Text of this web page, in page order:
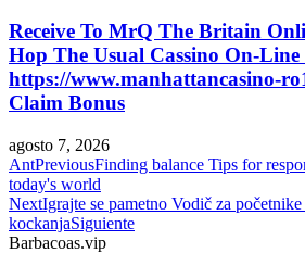
Receive To MrQ The Britain
Hop The Usual Cassino On-Line
https://www.manhattancasino-
Claim Bonus
agosto 7, 2026
AntPreviousFinding balance Tips for
today's world
NextIgrajte se pametno Vodič za
kockanjaSiguiente
Barbacoas.vip